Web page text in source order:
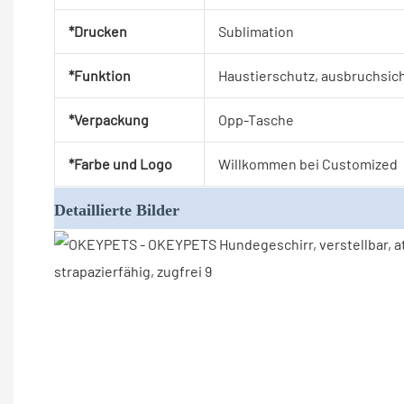
*Drucken Sublimation
*Funktion Haustierschutz,
*Verpackung Opp-Tasche
*Farbe und Logo Willkommen bei Customized
Detaillierte Bilder